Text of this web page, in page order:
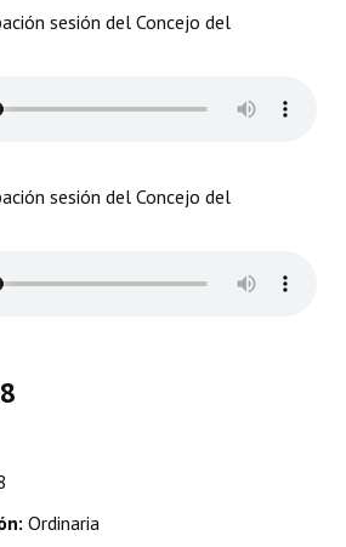
sesión del Concejo del
sesión del Concejo del
Ordinaria